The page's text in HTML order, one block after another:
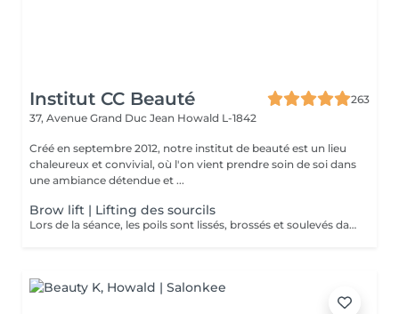
Institut CC Beauté
263
37, Avenue Grand Duc Jean Howald L-1842
Créé en septembre 2012, notre institut de beauté est un lieu
chaleureux et convivial, où l'on vient prendre soin de soi dans
une ambiance détendue et ...
Brow lift | Lifting des sourcils
Lors de la séance, les poils sont lissés, brossés et soulevés dans la forme souhaitée. Ils sont ensuite fixés à l'aide d'une lotion spéciale. Cette technique conviendra à celles qui rêvent d'épaissir leurs sourcils mais aussi de couvrir de petits espaces, de petits trous et d'obtenir un look naturel, tout en légèreté. Les sourcils ne sont pas figés et restent malléables. Il est donc possible de les peigner vers le haut ou sur le côté selon le look souhaité. * Un soin à appliquer à domicile vous sera offert lors de la prestation *